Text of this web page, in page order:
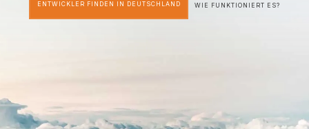
ENTWICKLER FINDEN IN DEUTSCHLAND WIE FUNKTIONIERT ES?